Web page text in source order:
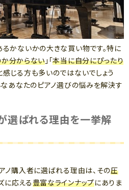
かないかの大きな買い物です。特に
分からない 」「本当に自分にぴったり
感じる方も多いのではないでしょう
なあなたのピアノ選びの悩みを解決す
選ばれる理由を一挙解
ノ購入者に選ばれる理由は、その圧
に応える豊富なラインナップにありま